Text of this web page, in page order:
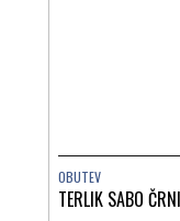
OBUTEV
TERLIK SABO